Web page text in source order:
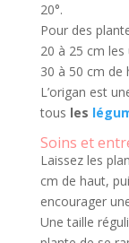
20°.
Pour des
20 à 25 cm
30 à 50 cm de
L’origan est
tous les
Soins et
Laissez les
cm de haut,
encourager
Une taille